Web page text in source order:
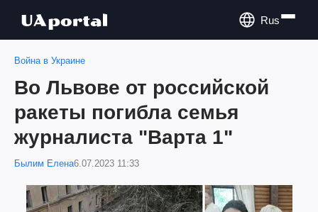
Rus
Война в Украине
Во Львове от российской
ракеты погибла семья
журналиста "Варта 1"
Былим Елена6.07.2023 11:33